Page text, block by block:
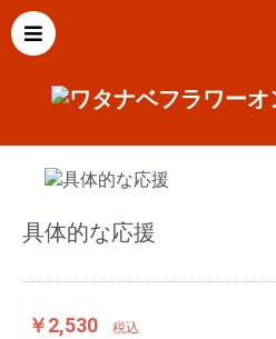
具体的な応援
￥2,530 税込